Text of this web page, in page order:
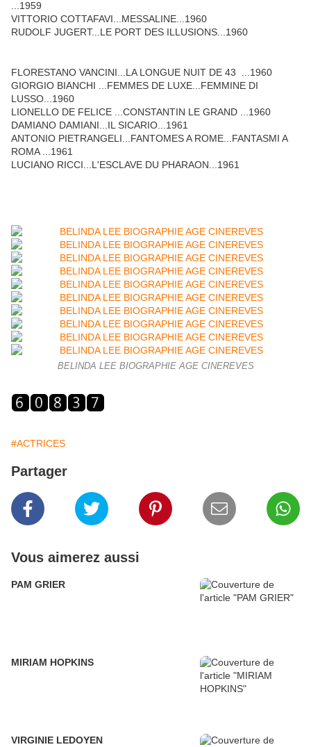
...1959
VITTORIO COTTAFAVI...MESSALINE...1960
RUDOLF JUGERT...LE PORT DES ILLUSIONS...1960
FLORESTANO VANCINI...LA LONGUE NUIT DE 43 ...1960
GIORGIO BIANCHI ...FEMMES DE LUXE...FEMMINE DI
LUSSO...1960
LIONELLO DE FELICE ...CONSTANTIN LE GRAND ...1960
DAMIANO DAMIANI...IL SICARIO...1961
ANTONIO PIETRANGELI...FANTOMES A ROME...FANTASMI A
ROMA ...1961
LUCIANO RICCI...L'ESCLAVE DU PHARAON...1961
BELINDA LEE BIOGRAPHIE AGE CINEREVES
#ACTRICES
Partager
Vous aimerez aussi
PAM GRIER
MIRIAM HOPKINS
VIRGINIE LEDOYEN